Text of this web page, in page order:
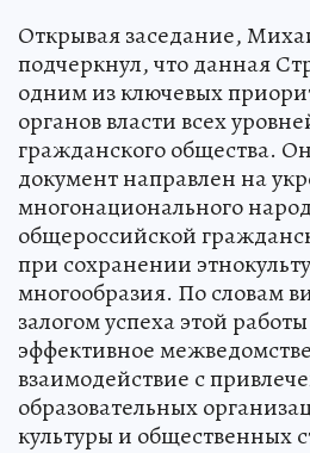
Открывая заседание,
подчеркнул, что данная
одним из ключевых
органов власти всех
гражданского общества.
документ направлен на
многонационального
общероссийской
при сохранении
многообразия. По словам
залогом успеха этой
эффективное
взаимодействие с
образовательных
культуры и общественных